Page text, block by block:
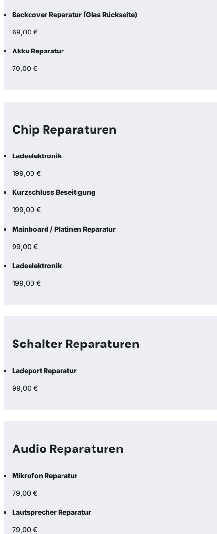
Backcover Reparatur (Glas Rückseite)
69,00 €
Akku Reparatur
79,00 €
Chip Reparaturen
Ladeelektronik
199,00 €
Kurzschluss Beseitigung
199,00 €
Mainboard / Platinen Reparatur
99,00 €
Ladeelektronik
199,00 €
Schalter Reparaturen
Ladeport Reparatur
99,00 €
Audio Reparaturen
Mikrofon Reparatur
79,00 €
Lautsprecher Reparatur
79,00 €